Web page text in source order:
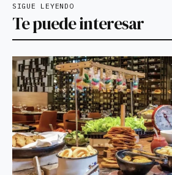
SIGUE LEYENDO
Te puede interesar